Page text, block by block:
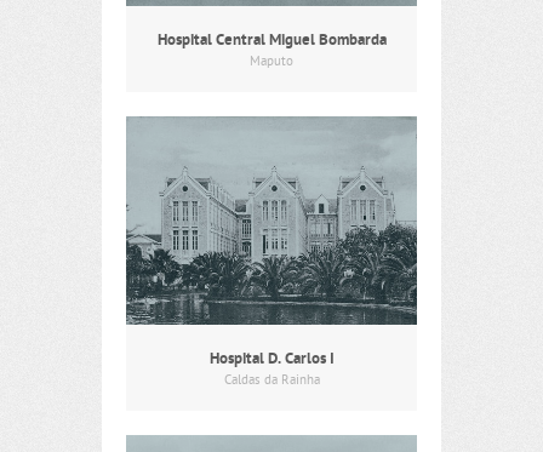
Hospital Central Miguel Bombarda
Maputo
Hospital D. Carlos I
Caldas da Rainha